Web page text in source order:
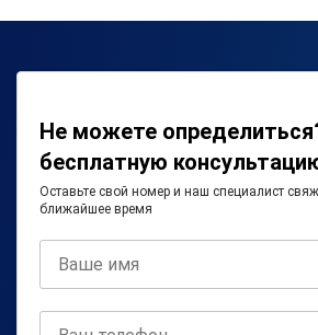
Не можете
бесплатную
Оставьте свой номер и наш специалист
ближайшее время